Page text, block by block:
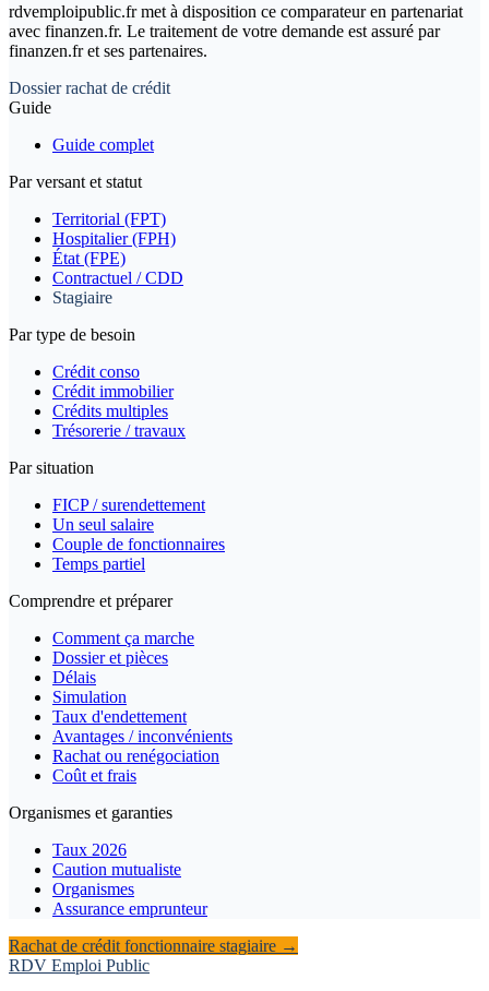
rdvemploipublic.fr met à disposition ce comparateur en partenariat
avec finanzen.fr. Le traitement de votre demande est assuré par
finanzen.fr et ses partenaires.
Dossier rachat de crédit
Guide
Guide complet
Par versant et statut
Territorial (FPT)
Hospitalier (FPH)
État (FPE)
Contractuel / CDD
Stagiaire
Par type de besoin
Crédit conso
Crédit immobilier
Crédits multiples
Trésorerie / travaux
Par situation
FICP / surendettement
Un seul salaire
Couple de fonctionnaires
Temps partiel
Comprendre et préparer
Comment ça marche
Dossier et pièces
Délais
Simulation
Taux d'endettement
Avantages / inconvénients
Rachat ou renégociation
Coût et frais
Organismes et garanties
Taux 2026
Caution mutualiste
Organismes
Assurance emprunteur
Rachat de crédit fonctionnaire stagiaire →
RDV Emploi Public